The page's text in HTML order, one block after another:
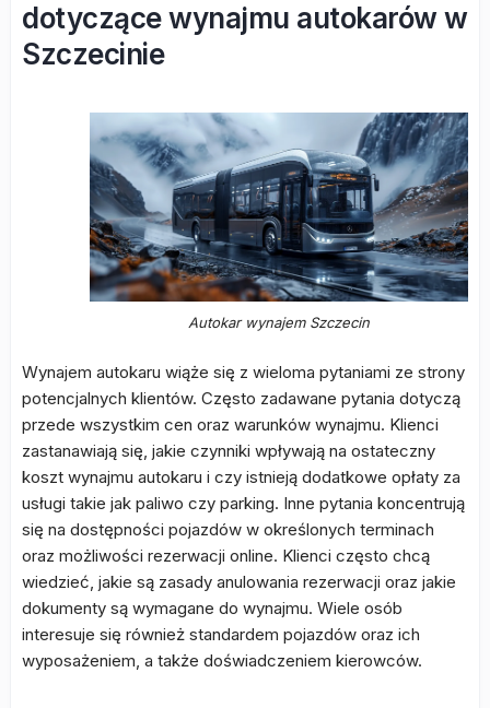
dotyczące wynajmu autokarów w
Szczecinie
Autokar wynajem Szczecin
Wynajem autokaru wiąże się z wieloma pytaniami ze strony
potencjalnych klientów. Często zadawane pytania dotyczą
przede wszystkim cen oraz warunków wynajmu. Klienci
zastanawiają się, jakie czynniki wpływają na ostateczny
koszt wynajmu autokaru i czy istnieją dodatkowe opłaty za
usługi takie jak paliwo czy parking. Inne pytania koncentrują
się na dostępności pojazdów w określonych terminach
oraz możliwości rezerwacji online. Klienci często chcą
wiedzieć, jakie są zasady anulowania rezerwacji oraz jakie
dokumenty są wymagane do wynajmu. Wiele osób
interesuje się również standardem pojazdów oraz ich
wyposażeniem, a także doświadczeniem kierowców.